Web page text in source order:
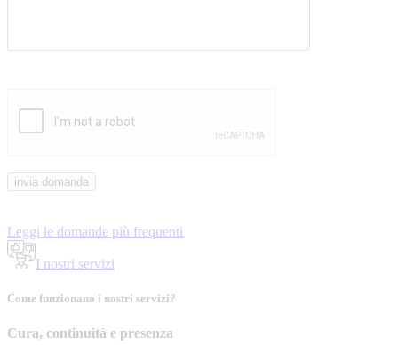
Leggi le domande più frequenti
I nostri servizi
Come funzionano i nostri servizi?
Cura, continuità e presenza